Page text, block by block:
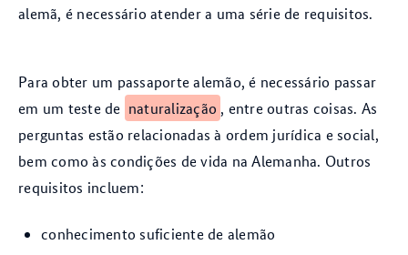
alemã, é necessário atender a uma série de requisitos.
Para obter um passaporte alemão, é necessário passar
em um teste de naturalização , entre outras coisas. As
perguntas estão relacionadas à ordem jurídica e social,
bem como às condições de vida na Alemanha. Outros
requisitos incluem:
conhecimento suficiente de alemão